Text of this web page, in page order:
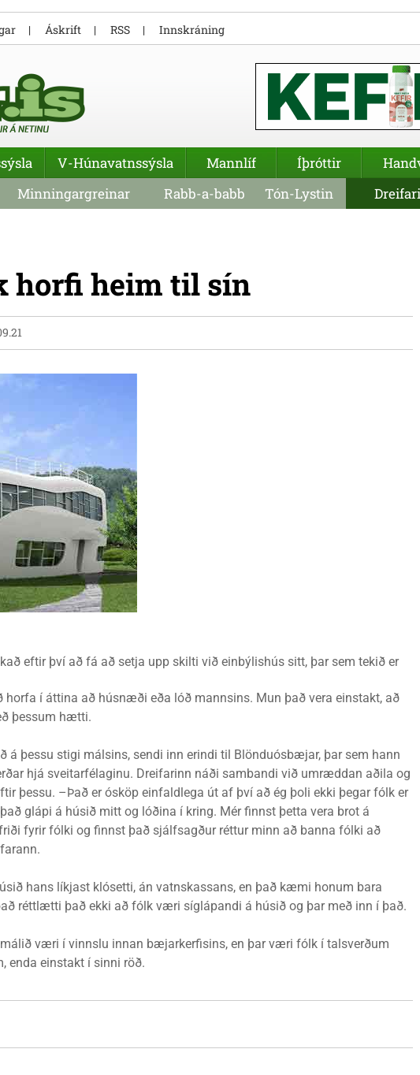
horfi heim til sín
eftir því að fá að setja upp skilti við einbýlishús sitt, þar sem tekið er
í áttina að húsnæði eða lóð mannsins. Mun það vera einstakt, að
þessum hætti.
á þessu stigi málsins, sendi inn erindi til Blönduósbæjar, þar sem hann
hjá sveitarfélaginu. Dreifarinn náði sambandi við umræddan aðila og
þessu. –Það er ósköp einfaldlega út af því að ég þoli ekki þegar fólk er
glápi á húsið mitt og lóðina í kring. Mér finnst þetta vera brot á
fyrir fólki og finnst það sjálfsagður réttur minn að banna fólki að
hans líkjast klósetti, án vatnskassans, en það kæmi honum bara
réttlætti það ekki að fólk væri síglápandi á húsið og þar með inn í það.
væri í vinnslu innan bæjarkerfisins, en þar væri fólk í talsverðum
enda einstakt í sinni röð.
Áskrift RSS Innskráning
V-Húnavatnssýsla Mannlíf Íþróttir
Minningargreinar Rabb-a-babb Tón-Lystin